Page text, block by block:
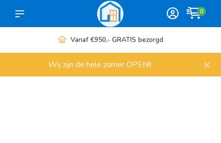
0
Vanaf €950,- GRATIS bezorgd
Wij zijn de hele zomer OPEN!! ×